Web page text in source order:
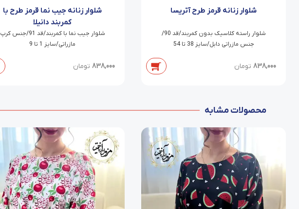
شلوار زنانه قرمز طرح آتریسا
شلوار راسته کلاسیک بدون کمربند/قد 90/
جنس مازراتی دابل/سایز 38 تا 54
838,000 تومان
شلوار زنانه جیب نما قرمز طرح با
کمربند دانیلا
شلوار جیب نما با کمربند/قد 91/جنس کرپ
مازراتی/سایز 1 تا 9
838,000 تومان
محصولات مشابه